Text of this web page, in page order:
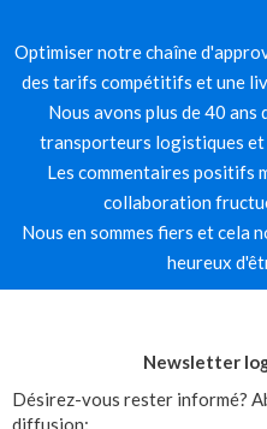
Optimiser notre chaîne
des tarifs compétitifs et une
Nous avons plus de 40 ans
transporteurs logistiques et
Les commentaires positifs
collaboration
Nous en sommes fiers et cela
heureux
Newsletter
Désirez-vous rester informé?
diffusion: